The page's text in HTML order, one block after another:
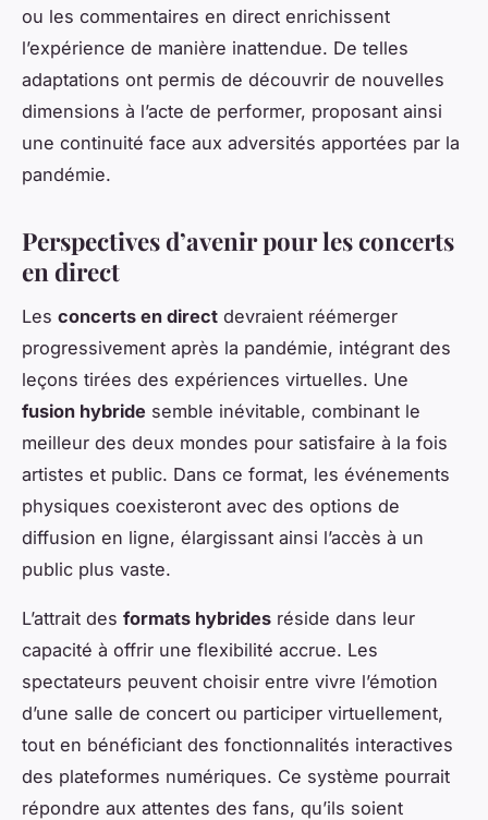
ou les commentaires en direct enrichissent
l’expérience de manière inattendue. De telles
adaptations ont permis de découvrir de nouvelles
dimensions à l’acte de performer, proposant ainsi
une continuité face aux adversités apportées par la
pandémie.
Perspectives d’avenir pour les concerts
en direct
Les concerts en direct devraient réémerger
progressivement après la pandémie, intégrant des
leçons tirées des expériences virtuelles. Une
fusion hybride semble inévitable, combinant le
meilleur des deux mondes pour satisfaire à la fois
artistes et public. Dans ce format, les événements
physiques coexisteront avec des options de
diffusion en ligne, élargissant ainsi l’accès à un
public plus vaste.
L’attrait des formats hybrides réside dans leur
capacité à offrir une flexibilité accrue. Les
spectateurs peuvent choisir entre vivre l’émotion
d’une salle de concert ou participer virtuellement,
tout en bénéficiant des fonctionnalités interactives
des plateformes numériques. Ce système pourrait
répondre aux attentes des fans, qu’ils soient